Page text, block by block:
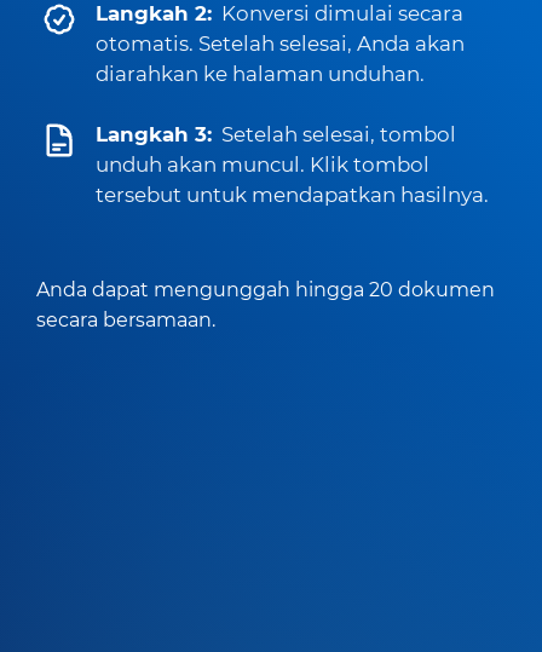
Langkah 2: Konversi dimulai secara
otomatis. Setelah selesai, Anda akan
diarahkan ke halaman unduhan.
Langkah 3: Setelah selesai, tombol
unduh akan muncul. Klik tombol
tersebut untuk mendapatkan hasilnya.
Anda dapat mengunggah hingga 20 dokumen
secara bersamaan.